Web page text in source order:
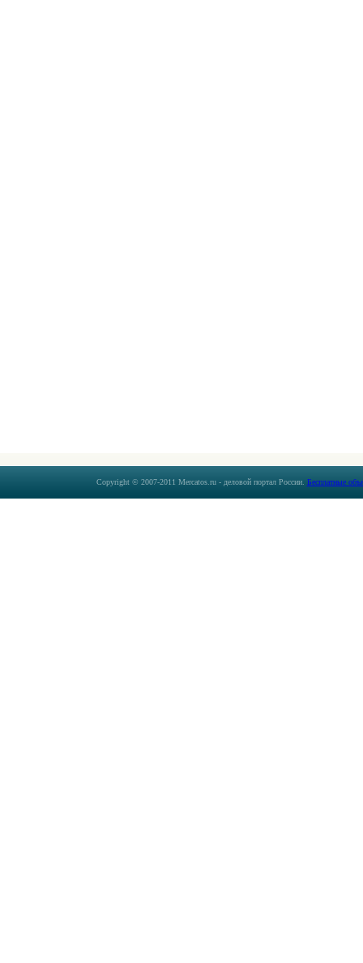
Copyright © 2007-2011 Mercatos.ru - деловой портал России. Бесплатные